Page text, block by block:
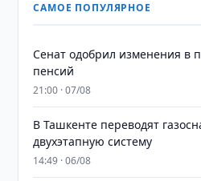
САМОЕ ПОПУЛЯРНОЕ
Сенат одобрил изменения в
пенсий
21:00 · 07/08
В Ташкенте переводят
двухэтапную систему
14:49 · 06/08